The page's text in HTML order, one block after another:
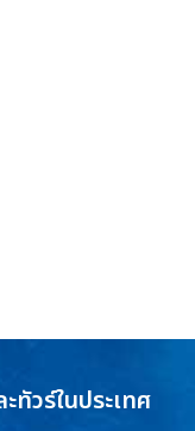
ทัวร์ในประเทศ